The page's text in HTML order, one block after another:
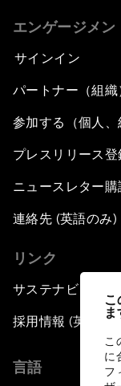
ま
こ
に
フ
エンゲージメン
サインイン
パートナー（組織
参加する（個人、
プレスリリース登
ニュースレター購
連絡先 (英語のみ)
リンク
サステナビリティ
採用情報 (英語の
言語